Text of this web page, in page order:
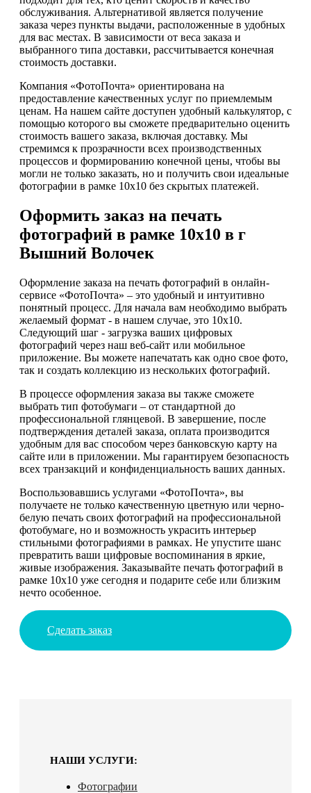
обслуживания. Альтернативой является получение
заказа через пункты выдачи, расположенные в удобных
для вас местах. В зависимости от веса заказа и
выбранного типа доставки, рассчитывается конечная
стоимость доставки.
Компания «ФотоПочта» ориентирована на
предоставление качественных услуг по приемлемым
ценам. На нашем сайте доступен удобный калькулятор, с
помощью которого вы сможете предварительно оценить
стоимость вашего заказа, включая доставку. Мы
стремимся к прозрачности всех производственных
процессов и формированию конечной цены, чтобы вы
могли не только заказать, но и получить свои идеальные
фотографии в рамке 10х10 без скрытых платежей.
Оформить заказ на печать
фотографий в рамке 10х10 в г
Вышний Волочек
Оформление заказа на печать фотографий в онлайн-
сервисе «ФотоПочта» – это удобный и интуитивно
понятный процесс. Для начала вам необходимо выбрать
желаемый формат - в нашем случае, это 10х10.
Следующий шаг - загрузка ваших цифровых
фотографий через наш веб-сайт или мобильное
приложение. Вы можете напечатать как одно свое фото,
так и создать коллекцию из нескольких фотографий.
В процессе оформления заказа вы также сможете
выбрать тип фотобумаги – от стандартной до
профессиональной глянцевой. В завершение, после
подтверждения деталей заказа, оплата производится
удобным для вас способом через банковскую карту на
сайте или в приложении. Мы гарантируем безопасность
всех транзакций и конфиденциальность ваших данных.
Воспользовавшись услугами «ФотоПочта», вы
получаете не только качественную цветную или черно-
белую печать своих фотографий на профессиональной
фотобумаге, но и возможность украсить интерьер
стильными фотографиями в рамках. Не упустите шанс
превратить ваши цифровые воспоминания в яркие,
живые изображения. Заказывайте печать фотографий в
рамке 10х10 уже сегодня и подарите себе или близким
нечто особенное.
Сделать заказ
НАШИ УСЛУГИ:
Фотографии